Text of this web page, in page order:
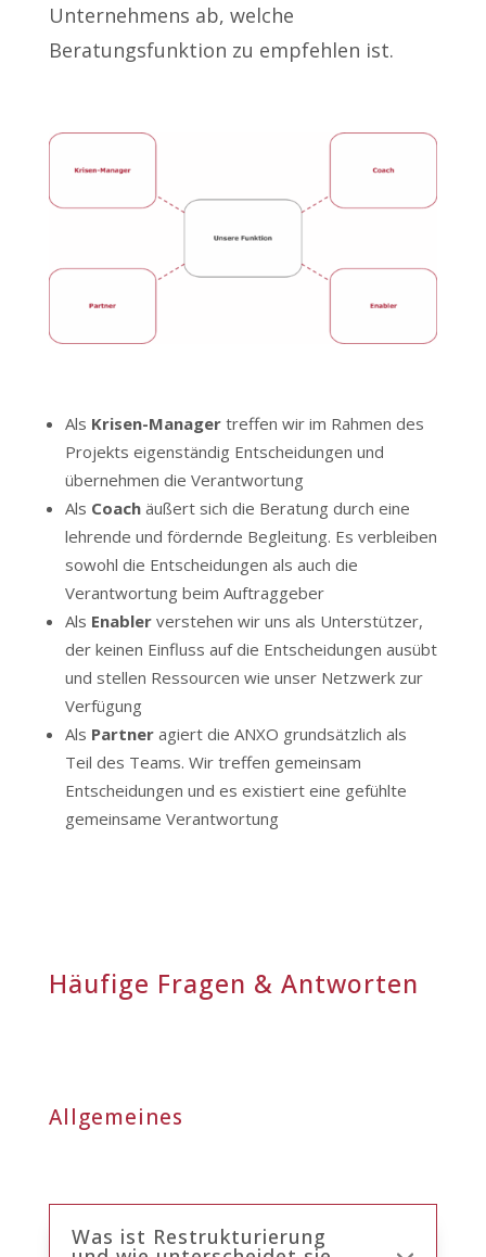
Unternehmens ab, welche
Beratungsfunktion zu empfehlen ist.
Als Krisen-Managertreffen wir im Rahmen des
Projekts eigenständig Entscheidungen und
übernehmen die Verantwortung
Als Coachäußert sich die Beratung durch eine
lehrende und fördernde Begleitung. Es verbleiben
sowohl die Entscheidungen als auch die
Verantwortung beim Auftraggeber
Als Enablerverstehen wir uns als Unterstützer,
der keinen Einfluss auf die Entscheidungen ausübt
und stellen Ressourcen wie unser Netzwerk zur
Verfügung
Als Partneragiert die ANXO grundsätzlich als
Teil des Teams. Wir treffen gemeinsam
Entscheidungen und es existiert eine gefühlte
gemeinsame Verantwortung
Häufige Fragen & Antworten
Allgemeines
Was ist Restrukturierung